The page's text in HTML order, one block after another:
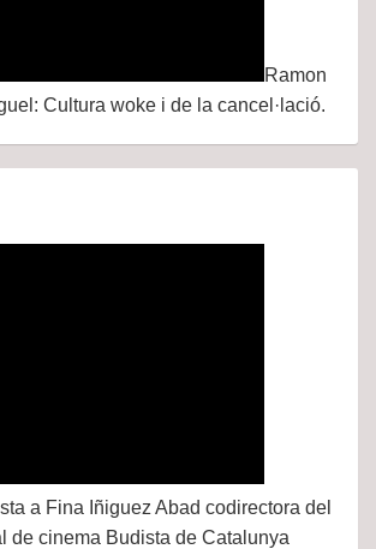
Ramon
Cultura woke i de la cancel·lació.
a Fina Iñiguez Abad codirectora del
de cinema Budista de Catalunya